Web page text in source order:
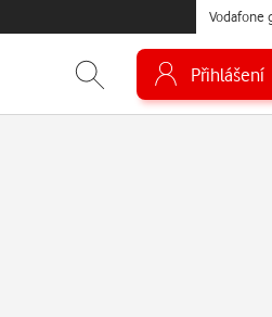
Vodafone
Přihlášení